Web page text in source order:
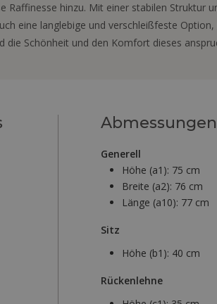
Raffinesse hinzu. Mit einer stabilen Struktur
eine langlebige und verschleißfeste
die Schönheit und den Komfort dieses
Abmessungen
Generell
Höhe (a1): 75 cm
Breite (a2): 76 cm
Länge (a10): 77 cm
Sitz
Höhe (b1): 40 cm
Rückenlehne